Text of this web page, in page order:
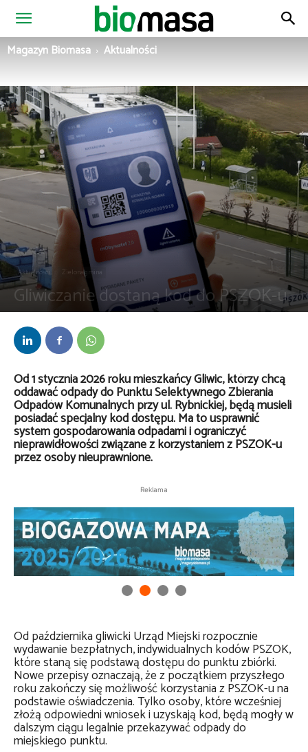
Magazyn
Magazyn Biomasa Aktualności
Aktualności Zielona gmina
Gliwiczanie dostaną kod do PSZOK-u
Od 1 stycznia 2026 roku mieszkańcy Gliwic, którzy chcą
oddawać odpady do Punktu Selektywnego Zbierania
Odpadów Komunalnych przy ul. Rybnickiej, będą musieli
posiadać specjalny kod dostępu. Ma to usprawnić
system gospodarowania odpadami i ograniczyć
nieprawidłowości związane z korzystaniem z PSZOK-u
przez osoby nieuprawnione.
Reklama
Od października gliwicki Urząd Miejski rozpocznie
wydawanie bezpłatnych, indywidualnych kodów PSZOK,
które staną się podstawą dostępu do punktu zbiórki.
Nowe przepisy oznaczają, że z początkiem przyszłego
roku zakończy się możliwość korzystania z PSZOK-u na
podstawie oświadczenia. Tylko osoby, które wcześniej
złożą odpowiedni wniosek i uzyskają kod, będą mogły w
dalszym ciągu legalnie przekazywać odpady do
miejskiego punktu.